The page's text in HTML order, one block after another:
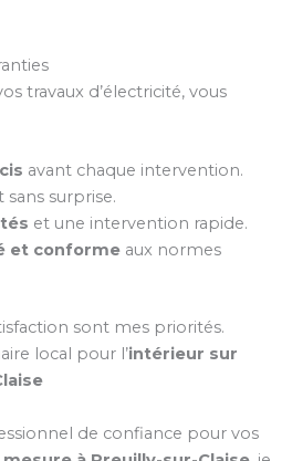
travaux d’électricité, vous
avant chaque intervention.
surprise.
et une intervention rapide.
et conformeaux normes
sont mes priorités.
local pour l’intérieur sur
de confiance pour vos